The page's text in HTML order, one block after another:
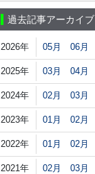
過去記事アーカイブ
2026年 05月 06月
2025年 03月 04月
2024年 02月 03月
2023年 01月 02月
2022年 01月 02月
2021年 02月 03月